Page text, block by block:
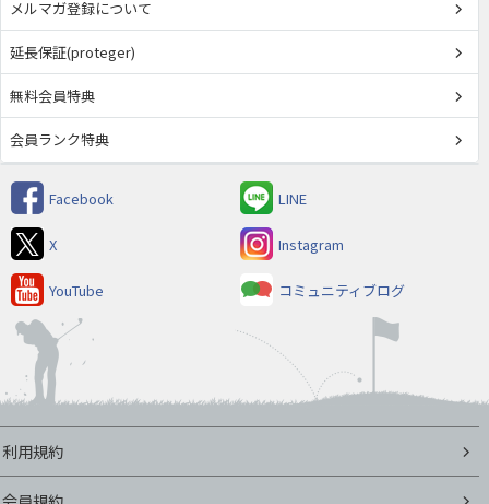
メルマガ登録について
延長保証(proteger)
無料会員特典
会員ランク特典
Facebook LINE
X Instagram
YouTube コミュニティブログ
利用規約